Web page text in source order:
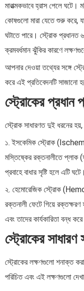
মারাত্মকভাবে হ্রাস পেলে
কোষগুলো মারা যেতে শুরু করে,
ঘটাতে পারে। স্ট্রোক প্রধানত
ক্রমবর্ধমান ঝুঁকির কারণে
আপনার দেওয়া তথ্যের সঙ্গে
করে এই প্রতিবেদনটি সাজানো
স্ট্রোকের প্রধান
স্ট্রোক সাধারণত দুই ধরনের
১. ইসকেমিক স্ট্রোক
মস্তিষ্কের রক্তনালীতে প্লাক
প্রবাহে বাধার সৃষ্টি হলে এটি ঘটে।
২. হেমোরেজিক স্ট্রোক
রক্তনালী ফেটে গিয়ে
এবং তাদের কার্যকারিতা বন্ধ
স্ট্রোকের
স্ট্রোকের লক্ষণগুলো শনাক্ত
পরিচিত এবং এই লক্ষণগুলো